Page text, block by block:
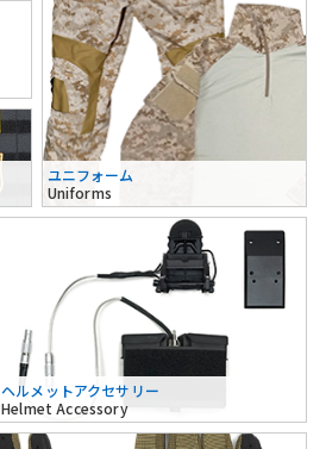
ユニフォーム
Uniforms
ヘルメットアクセサリー
Helmet Accessory